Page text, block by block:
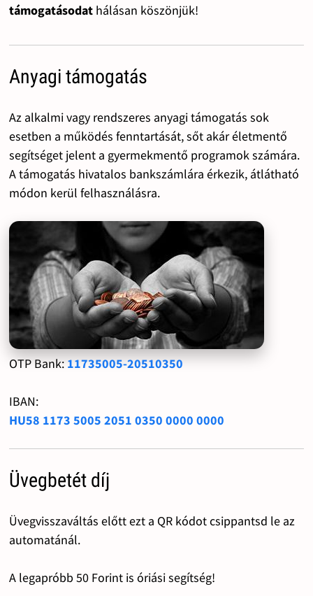
támogatásodat hálásan köszönjük!
Anyagi támogatás
Az alkalmi vagy rendszeres anyagi támogatás sok
esetben a működés fenntartását, sőt akár életmentő
segítséget jelent a gyermekmentő programok számára.
A támogatás hivatalos bankszámlára érkezik, átlátható
módon kerül felhasználásra.
OTP Bank: 11735005-20510350
IBAN:
HU58 1173 5005 2051 0350 0000 0000
Üvegbetét díj
Üvegvisszaváltás előtt ezt a QR kódot csippantsd le az
automatánál.
A legapróbb 50 Forint is óriási segítség!